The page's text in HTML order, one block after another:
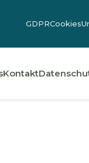
GDPRCookies
Kontakt